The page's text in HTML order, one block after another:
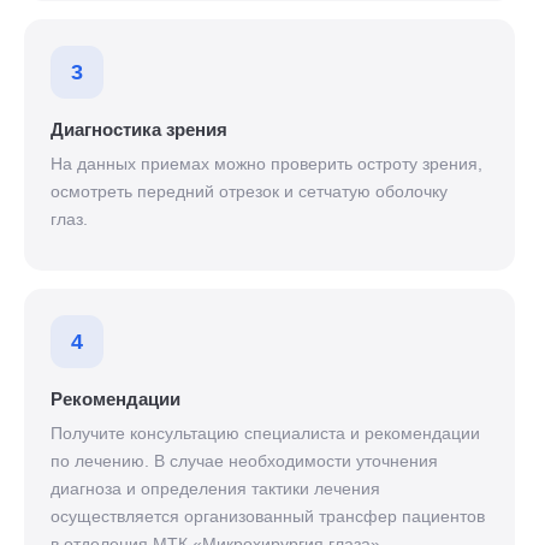
3
Диагностика зрения
На данных приемах можно проверить остроту зрения,
осмотреть передний отрезок и сетчатую оболочку
глаз.
4
Рекомендации
Получите консультацию специалиста и рекомендации
по лечению. В случае необходимости уточнения
диагноза и определения тактики лечения
осуществляется организованный трансфер пациентов